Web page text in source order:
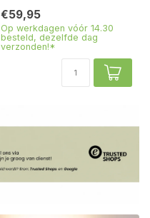
€59,95
Op werkdagen vóór 14.30
besteld, dezelfde dag
verzonden!*